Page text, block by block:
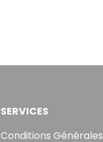
SERVICES
Conditions Générales